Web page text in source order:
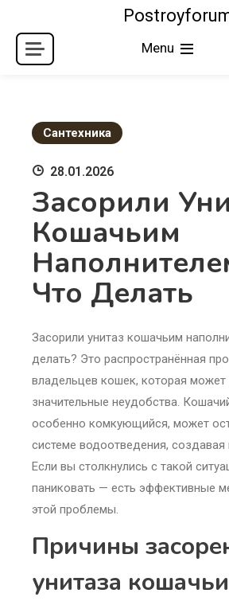
content
Menu
Сантехника
28.01.2026
Засорили
Кошачьим
Что Делать
Засорили унитаз кошачьим
делать? Это распространённая
владельцев кошек, которая может
значительные неудобства.
особенно комкующийся, может
системе водоотведения, создавая
Если вы столкнулись с такой
паниковать — есть эффективные
этой проблемы.
Причины
унитаза